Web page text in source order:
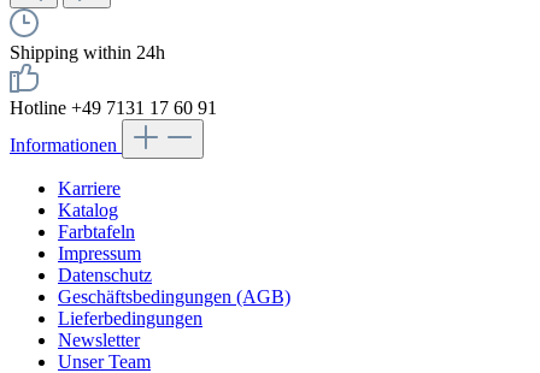
Shipping within 24h
Hotline +49 7131 17 60 91
Informationen
Karriere
Katalog
Farbtafeln
Impressum
Datenschutz
Geschäftsbedingungen (AGB)
Lieferbedingungen
Newsletter
Unser Team